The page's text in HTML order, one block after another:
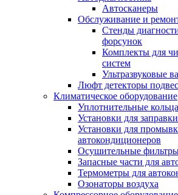
Автосканеры
Обслуживание и
Стенды
форсунок
Комплекты для
систем
Ультразвуковые
Люфт детекторы
Климатическое оборудование
Уплотнительные кольца
Установки для
Установки для
автокондиционеров
Осушительные
Запасные части для
Термометры для
Озонаторы воздуха